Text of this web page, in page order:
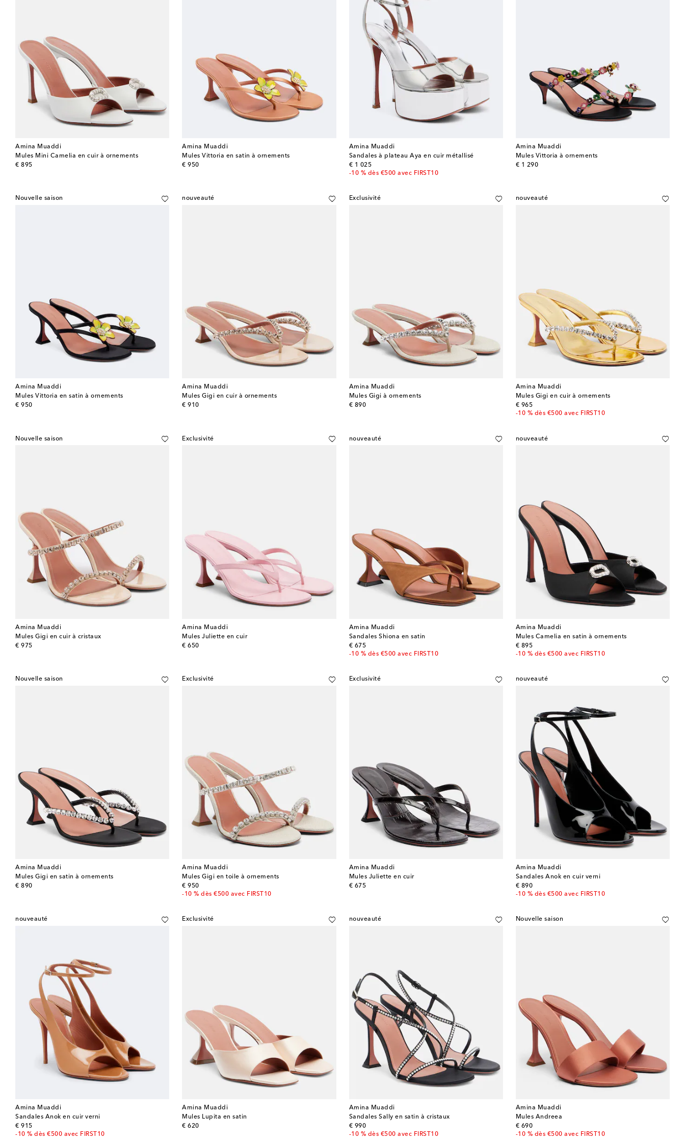
Amina Muaddi
Mules Mini Camelia en cuir à ornements
€ 895
original price
Amina Muaddi
Mules Vittoria en satin à ornements
€ 950
original price
Amina Muaddi
Sandales à plateau Aya en cuir métallisé
€ 1 025
original price
-10 % dès €500 avec FIRST10
Amina Muaddi
Mules Vittoria à ornements
€ 1 290
original price
Nouvelle saison
Amina Muaddi
Mules Vittoria en satin à ornements
€ 950
original price
nouveauté
Amina Muaddi
Mules Gigi en cuir à ornements
€ 910
original price
Exclusivité
Amina Muaddi
Mules Gigi à ornements
€ 890
original price
nouveauté
Amina Muaddi
Mules Gigi en cuir à ornements
€ 965
original price
-10 % dès €500 avec FIRST10
Nouvelle saison
Amina Muaddi
Mules Gigi en cuir à cristaux
€ 975
original price
Exclusivité
Amina Muaddi
Mules Juliette en cuir
€ 650
original price
nouveauté
Amina Muaddi
Sandales Shiona en satin
€ 675
original price
-10 % dès €500 avec FIRST10
nouveauté
Amina Muaddi
Mules Camelia en satin à ornements
€ 895
original price
-10 % dès €500 avec FIRST10
Nouvelle saison
Amina Muaddi
Mules Gigi en satin à ornements
€ 890
original price
Exclusivité
Amina Muaddi
Mules Gigi en toile à ornements
€ 950
original price
-10 % dès €500 avec FIRST10
Exclusivité
Amina Muaddi
Mules Juliette en cuir
€ 675
original price
nouveauté
Amina Muaddi
Sandales Anok en cuir verni
€ 890
original price
-10 % dès €500 avec FIRST10
nouveauté
Amina Muaddi
Sandales Anok en cuir verni
€ 915
original price
-10 % dès €500 avec FIRST10
Exclusivité
Amina Muaddi
Mules Lupita en satin
€ 620
original price
nouveauté
Amina Muaddi
Sandales Sally en satin à cristaux
€ 990
original price
-10 % dès €500 avec FIRST10
Nouvelle saison
Amina Muaddi
Mules Andreea
€ 690
original price
-10 % dès €500 avec FIRST10